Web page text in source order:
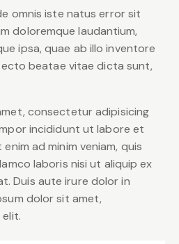
omnis iste natus error sit
doloremque laudantium,
ipsa, quae ab illo inventore
beatae vitae dicta sunt,
consectetur adipisicing
incididunt ut labore et
ad minim veniam, quis
laboris nisi ut aliquip ex
Duis aute irure dolor in
dolor sit amet,